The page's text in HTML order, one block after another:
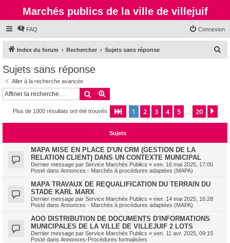
Marchés publics de la ville de villejuif
FAQ Connexion
Index du forum Rechercher Sujets sans réponse
c
Sujets sans réponse
Aller à la recherche avancée
Rechercher
Plus de 1000 résultats ont été trouvés Page 1sur20
1 2 3 4 5 20
Sujets
MAPA MISE EN PLACE D'UN CRM (GESTION DE LA
RELATION CLIENT) DANS UN CONTEXTE MUNICIPAL
Dernier message par Service Marchés Publics « ven. 16 mai 2025, 17:00
Posté dans Annonces - Marchés à procédures adaptées (MAPA)
MAPA TRAVAUX DE REQUALIFICATION DU TERRAIN DU
STADE KARL MARX
Dernier message par Service Marchés Publics « mer. 14 mai 2025, 16:28
Posté dans Annonces - Marchés à procédures adaptées (MAPA)
AOO DISTRIBUTION DE DOCUMENTS D'INFORMATIONS
MUNICIPALES DE LA VILLE DE VILLEJUIF 2 LOTS
Dernier message par Service Marchés Publics « ven. 11 avr. 2025, 09:15
Posté dans Annonces-Procédures formalisées